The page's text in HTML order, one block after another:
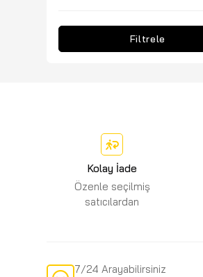
Filtrele
Kolay İade
Özenle seçilmiş
satıcılardan
7/24 Arayabilirsiniz